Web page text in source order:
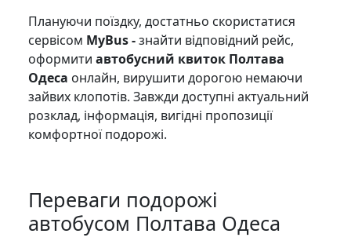
Плануючи поїздку, достатньо скористатися
сервісом MyBus -знайти відповідний рейс,
оформити автобусний квиток Полтава
Одеса онлайн, вирушити дорогою немаючи
зайвих клопотів. Завжди доступні актуальний
розклад, інформація, вигідні пропозиції
комфортної подорожі.
Переваги подорожі
автобусом Полтава Одеса